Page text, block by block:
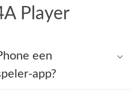
Player
een
app?